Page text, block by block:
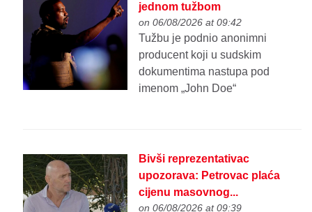
jednom tužbom
on 06/08/2026 at 09:42
Tužbu je podnio anonimni
producent koji u sudskim
dokumentima nastupa pod
imenom „John Doe“
Bivši reprezentativac
upozorava: Petrovac plaća
cijenu masovnog...
on 06/08/2026 at 09:39